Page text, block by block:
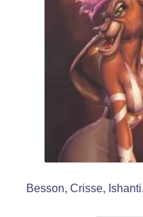
Besson, Crisse,